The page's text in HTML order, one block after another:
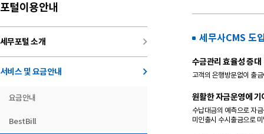
포털이용안내
세무포털 소개 keyboard_arrow_right
서비스 및 요금안내 keyboard_arrow_right
요금안내
BestBill
세무사CMS 도
수금관리 효율성 증대
고객의 은행방문없이 출
원활한 자금운영에 기
수납대금의 예측으로 자
미인출시 수시출금으로